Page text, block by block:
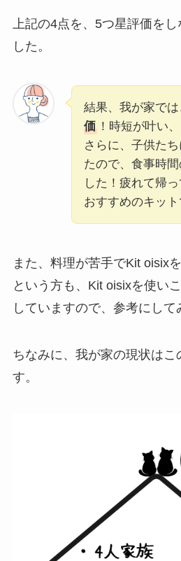
上記の4点を、5つ星評価を
した。
結果、我が家では
価！時短が叶い
さらに、子供た
たので、食事時
した！疲れて帰っ
おすすめのキット
また、料理が苦手でKit oisix
という方も、Kit oisixを使い
していますので、参考にして
ちなみに、我が家の現状はこ
す。